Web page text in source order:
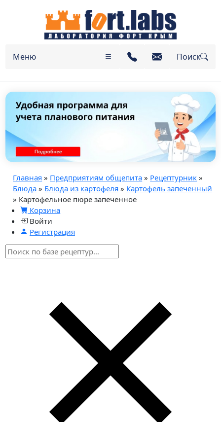
Меню Поиск
Главная » Предприятиям общепита » Рецептурник »
Блюда » Блюда из картофеля » Картофель запеченный
» Картофельное пюре запеченное
Корзина
Войти
Регистрация